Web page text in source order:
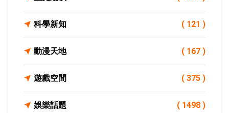
科學新知 ( 121 )
動漫天地 ( 167 )
遊戲空間 ( 375 )
娛樂話題 ( 1498 )